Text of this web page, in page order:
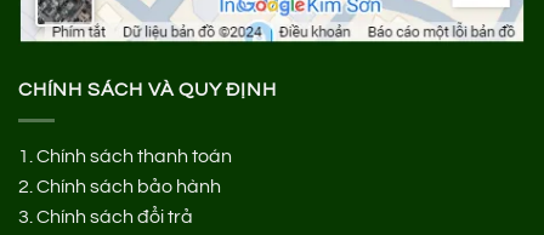
CHÍNH SÁCH VÀ QUY ĐỊNH
1. Chính sách thanh toán
2. Chính sách bảo hành
3. Chính sách đổi trả